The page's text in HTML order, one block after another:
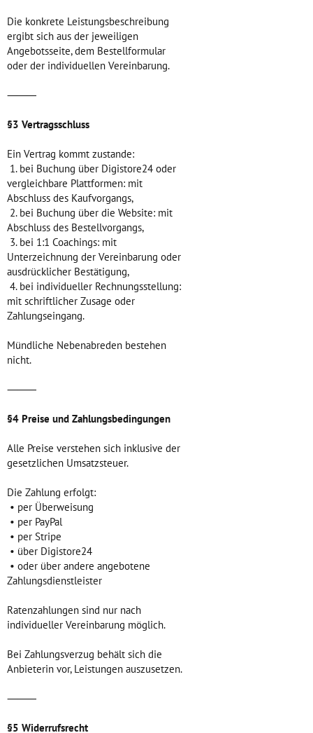
Die konkrete Leistungsbeschreibung
ergibt sich aus der jeweiligen
Angebotsseite, dem Bestellformular
oder der individuellen Vereinbarung.
⸻
§3 Vertragsschluss
Ein Vertrag kommt zustande:
1. bei Buchung über Digistore24 oder
vergleichbare Plattformen: mit
Abschluss des Kaufvorgangs,
2. bei Buchung über die Website: mit
Abschluss des Bestellvorgangs,
3. bei 1:1 Coachings: mit
Unterzeichnung der Vereinbarung oder
ausdrücklicher Bestätigung,
4. bei individueller Rechnungsstellung:
mit schriftlicher Zusage oder
Zahlungseingang.
Mündliche Nebenabreden bestehen
nicht.
⸻
§4 Preise und Zahlungsbedingungen
Alle Preise verstehen sich inklusive der
gesetzlichen Umsatzsteuer.
Die Zahlung erfolgt:
• per Überweisung
• per PayPal
• per Stripe
• über Digistore24
• oder über andere angebotene
Zahlungsdienstleister
Ratenzahlungen sind nur nach
individueller Vereinbarung möglich.
Bei Zahlungsverzug behält sich die
Anbieterin vor, Leistungen auszusetzen.
⸻
§5 Widerrufsrecht